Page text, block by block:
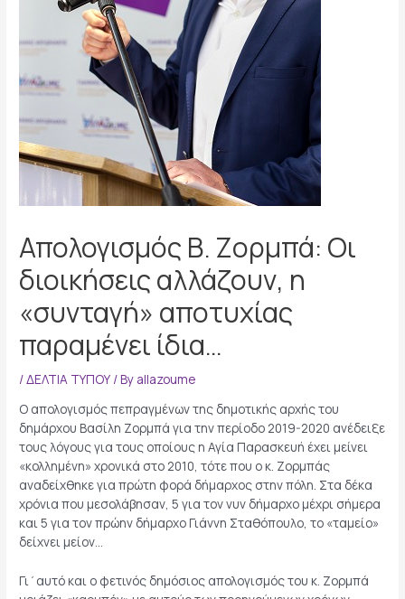
Απολογισμός Β. Ζορμπά: Οι
διοικήσεις αλλάζουν, η
«συνταγή» αποτυχίας
παραμένει ίδια…
/ΔΕΛΤΙΑ ΤΥΠΟΥ / By allazoume
Ο απολογισμός πεπραγμένων της δημοτικής αρχής του
δημάρχου Βασίλη Ζορμπά για την περίοδο 2019-2020 ανέδειξε
τους λόγους για τους οποίους η Αγία Παρασκευή έχει μείνει
«κολλημένη» χρονικά στο 2010, τότε που ο κ. Ζορμπάς
αναδείχθηκε για πρώτη φορά δήμαρχος στην πόλη. Στα δέκα
χρόνια που μεσολάβησαν, 5 για τον νυν δήμαρχο μέχρι σήμερα
και 5 για τον πρώην δήμαρχο Γιάννη Σταθόπουλο, το «ταμείο»
δείχνει μείον…
Γι΄αυτό και ο φετινός δημόσιος απολογισμός του κ. Ζορμπά